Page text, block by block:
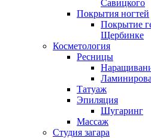
Титановая
ногтя
Удаление
Лечение трещин
Изготовление
Протезирование
Медицинский
Удаление
Лечение
Лечение
Студия загара
Савицкого
Покрытия ногтей
Покрытие
Щербинке
Косметология
Ресницы
Татуаж
Эпиляция
Шугаринг
Массаж
Студия загара